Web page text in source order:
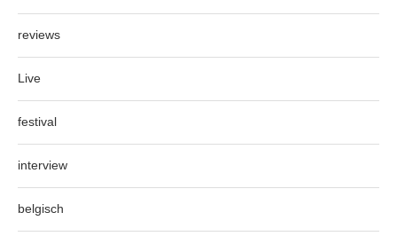
reviews
Live
festival
interview
belgisch